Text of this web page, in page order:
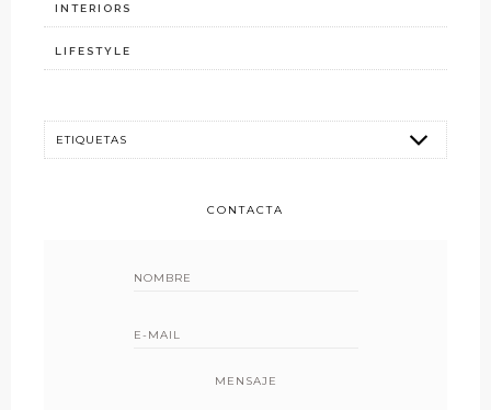
INTERIORS
LIFESTYLE
CONTACTA
MENSAJE